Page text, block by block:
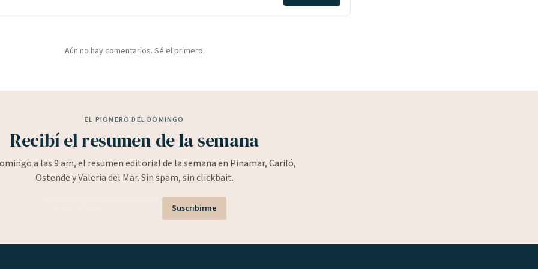
Aún no hay comentarios. Sé el primero.
EL PIONERO DEL DOMINGO
Recibí el resumen de la semana
a las 9 am, el resumen editorial de la semana en Pinamar, Cariló,
Ostende y Valeria del Mar. Sin spam, sin clickbait.
Suscribirme